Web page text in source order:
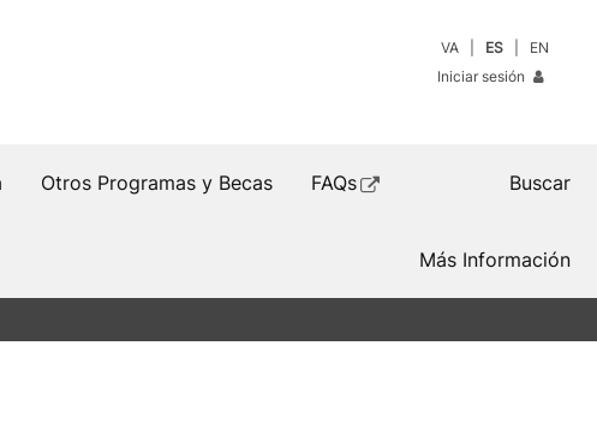
VA ES
EN
Iniciar sesión
Otros Programas y Becas FAQs Buscar
Más Información